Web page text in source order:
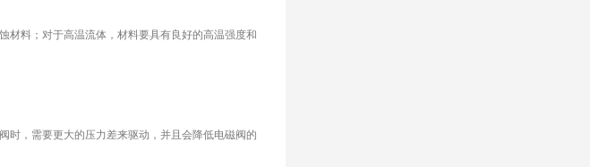
材料；对于高温流体，材料要具有良好的高温强度和
时，需要更大的压力差来驱动，并且会降低电磁阀的